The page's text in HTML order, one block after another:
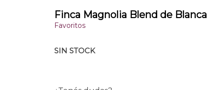
Finca Magnolia Blend de
Favoritos
SIN STOCK